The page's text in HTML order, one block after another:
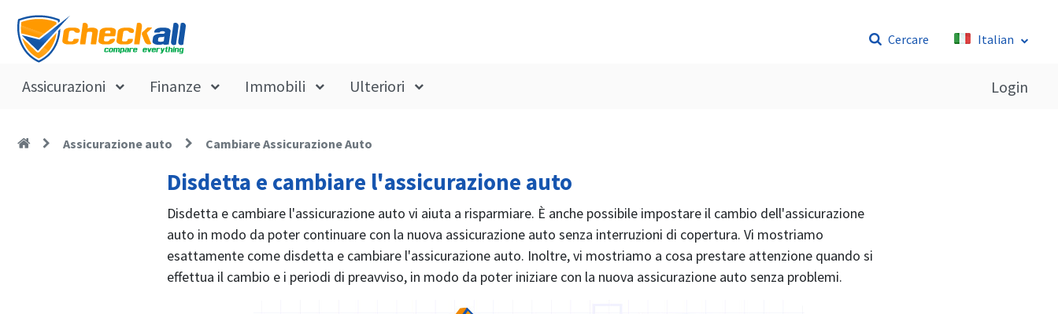
Cercare Italian
Assicurazioni Finanze Immobili Ulteriori Login
Assicurazione auto Cambiare Assicurazione Auto
Disdetta e cambiare l'assicurazione auto
Disdetta e cambiare l'assicurazione auto vi aiuta a risparmiare. È anche possibile impostare il cambio dell'assicurazione
auto in modo da poter continuare con la nuova assicurazione auto senza interruzioni di copertura. Vi mostriamo
esattamente come disdetta e cambiare l'assicurazione auto. Inoltre, vi mostriamo a cosa prestare attenzione quando si
effettua il cambio e i periodi di preavviso, in modo da poter iniziare con la nuova assicurazione auto senza problemi.